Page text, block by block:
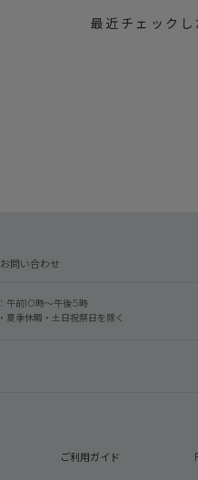
最近チェックし
問い合わせ
午前10時～午後5時
夏季休暇・土日祝祭日を除く
ご利用ガイド